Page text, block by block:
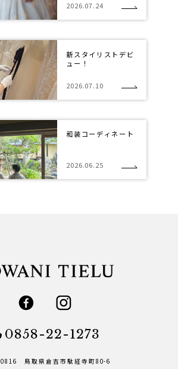
2026.07.24
新スタイリストデビ
ュー！
2026.07.10
和装コーディネート
2026.06.25
0858-22-1273
鳥取県倉吉市駄経寺町80-6